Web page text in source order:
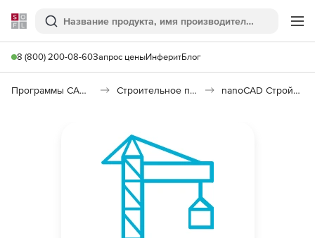
Softline
Поиск
8 (800) 200-08-60Запрос ценыИнферитБлог
Программы САПР и ГИС Строительное программное обеспечение nanoCAD Стройплощадка 26